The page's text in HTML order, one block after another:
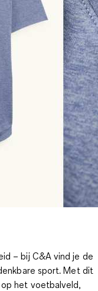
– bij C&A vind je de
sport. Met dit
het voetbalveld,